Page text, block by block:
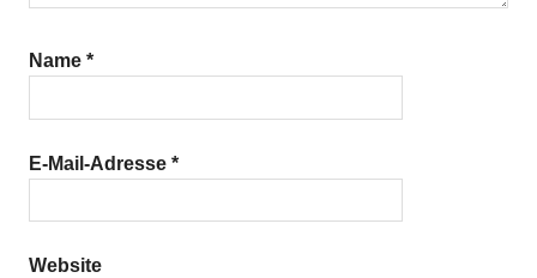
Name *
E-Mail-Adresse *
Website